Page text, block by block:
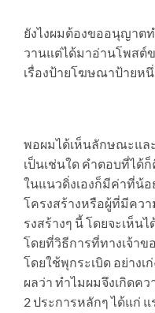
ยังไงผมต้องขออนุญาต
วานแต่ได้มาอ่านโพสต์
เรื่องป้ายโฆษณาป้ายห
พอผมได้เห็นลักษณะแล
เป็นเช่นใด คำตอบที่ได้
ในแนวดิ่งเองก็มีค่าที่น้อ
โครงสร้างหรือผู้ที่มีคว
รงสร้างๆ นี้ โดยจะเห็น
โดยที่วิธีการที่ทางเจ้าข
โดยใช้พุกระเบิด อย่าง
ผลว่า ทำไมผมจึงเกิดค
2 ประการหลักๆ ได้แก่